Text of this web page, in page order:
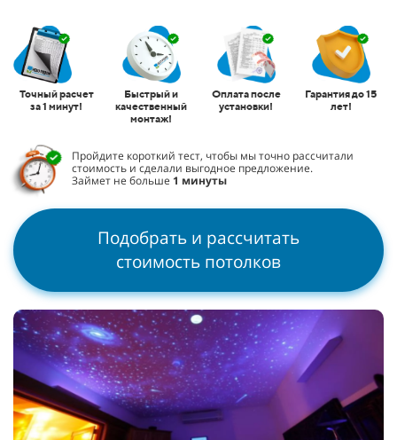
Точный расчет
за 1 минут!
Быстрый и
качественный
монтаж!
Оплата после
установки!
Гарантия до 15
лет!
Пройдите короткий тест, чтобы мы точно рассчитали
стоимость и сделали выгодное предложение.
Займет не больше 1 минуты
Подобрать и рассчитать
стоимость потолков